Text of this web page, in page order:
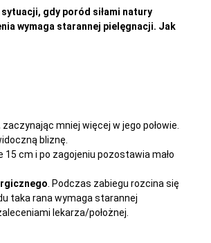
gdy poród siłami natury
wymaga starannej pielęgnacji. Jak
mniej więcej w jego połowie.
bliznę.
15 cm i po zagojeniu pozostawia mało
. Podczas zabiegu rozcina się
taka rana wymaga starannej
lekarza/położnej.